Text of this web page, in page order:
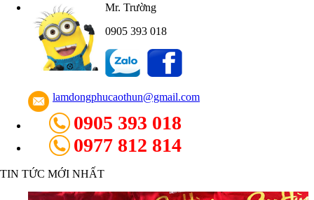
Mr. Trường
0905 393 018
lamdongphucaothun@gmail.com
0905 393 018
0977 812 814
TIN TỨC MỚI NHẤT